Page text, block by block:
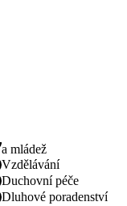
a mládež
Vzdělávání
Duchovní péče
Dluhové poradenství